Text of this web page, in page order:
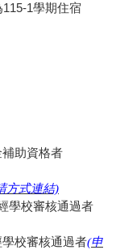
1學期住宿
助資格者
方式連結)
學校審核通過者
校審核通過者(申